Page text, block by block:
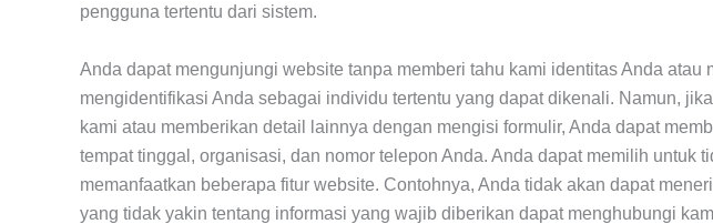
pengguna tertentu dari sistem.
Anda dapat mengunjungi website tanpa memberi tahu kami identitas Anda
mengidentifikasi Anda sebagai individu tertentu yang dapat dikenali. Namun,
kami atau memberikan detail lainnya dengan mengisi formulir, Anda dapat
tempat tinggal, organisasi, dan nomor telepon Anda. Anda dapat memilih
memanfaatkan beberapa fitur website. Contohnya, Anda tidak akan dapat
yang tidak yakin tentang informasi yang wajib diberikan dapat menghubungi